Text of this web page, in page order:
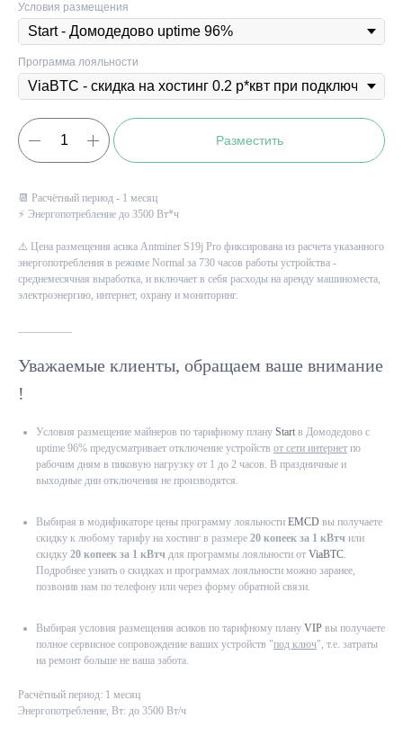
Условия размещения
Программа лояльности
Разместить
📆 Расчётный период - 1 месяц
⚡ Энергопотребление до 3500 Вт*ч
⚠️ Цена размещения асика Antminer S19j Pro фиксирована из расчета указанного
энергопотребления в режиме Normal за 730 часов работы устройства -
среднемесячная выработка, и включает в себя расходы на аренду машиноместа,
электроэнергию, интернет, охрану и мониторинг.
Уважаемые клиенты, обращаем ваше внимание
!
Условия размещение майнеров по тарифному плану Start в Домодедово с
uptime 96% предусматривает отключение устройств от сети интернет по
рабочим дням в пиковую нагрузку от 1 до 2 часов. В праздничные и
выходные дни отключения не производятся.
Выбирая в модификаторе цены программу лояльности EMCD вы получаете
скидку к любому тарифу на хостинг в размере 20 копеек за 1 кВтч или
скидку 20 копеек за 1 кВтч для программы лояльности от ViaBTC.
Подробнее узнать о скидках и программах лояльности можно заранее,
позвонив нам по телефону или через форму обратной связи.
Выбирая условия размещения асиков по тарифному плану VIP вы получаете
полное сервисное сопровождение ваших устройств "под ключ", т.е. затраты
на ремонт больше не ваша забота.
Расчётный период: 1 месяц
Энергопотребление, Вт: до 3500 Вт/ч